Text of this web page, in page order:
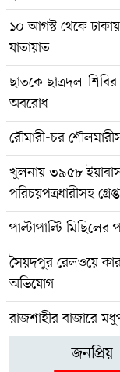
১০ আগস্ট থেকে
যাতায়াত
ছাতকে ছাত্রদল-
অবরোধ
রৌমারী-চর
খুলনায় ৩৯৫৮
পরিচয়পত্রধারীসহ
পাল্টাপাল্টি
সৈয়দপুর রেলওয়ে
অভিযোগ
রাজশাহীর বাজারে
জনপ্রিয়